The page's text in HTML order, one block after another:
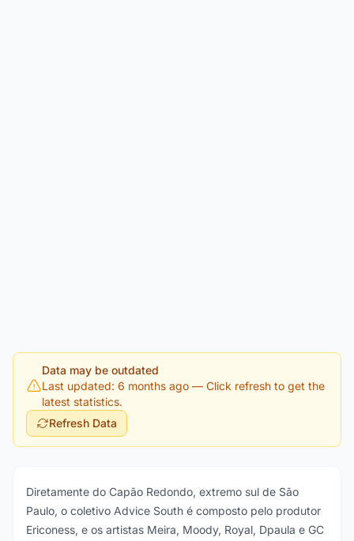
Data may be outdated
Last updated: 6 months ago — Click refresh to get the
latest statistics.
Refresh Data
Diretamente do Capão Redondo, extremo sul de São
Paulo, o coletivo Advice South é composto pelo produtor
Ericoness, e os artistas Meira, Moody, Royal, Dpaula e GC